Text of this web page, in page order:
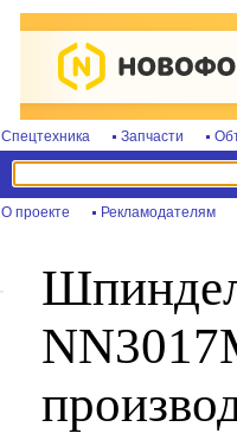
Спецтехника Запчасти
О проекте Рекламодателям